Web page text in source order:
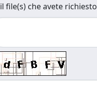
il file(s) che avete richiesto